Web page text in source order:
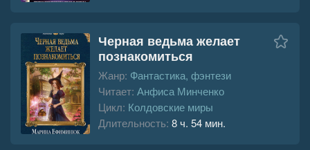
Черная ведьма желает
познакомиться
Жанр: Фантастика, фэнтези
Читает: Анфиса Минченко
Цикл: Колдовские миры
Длительность: 8 ч. 54 мин.